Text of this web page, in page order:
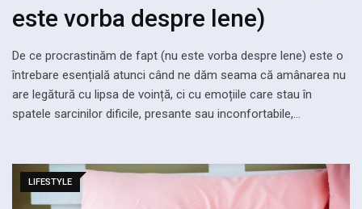
este vorba despre lene)
De ce procrastinăm de fapt (nu este vorba despre lene) este o
întrebare esențială atunci când ne dăm seama că amânarea nu
are legătură cu lipsa de voință, ci cu emoțiile care stau în
spatele sarcinilor dificile, presante sau inconfortabile,…
LIFESTYLE